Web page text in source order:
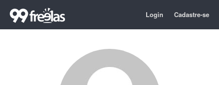
Login Cadastre-se